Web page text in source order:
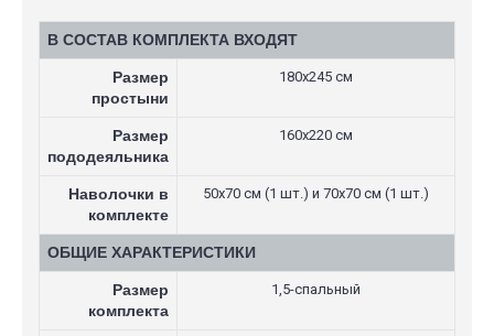
В СОСТАВ КОМПЛЕКТА ВХОДЯТ
Размер
простыни
180х245 см
Размер
пододеяльника
160х220 см
Наволочки в
комплекте
50х70 см (1 шт.) и 70х70 см (1 шт.)
ОБЩИЕ ХАРАКТЕРИСТИКИ
Размер
комплекта
1,5-спальный